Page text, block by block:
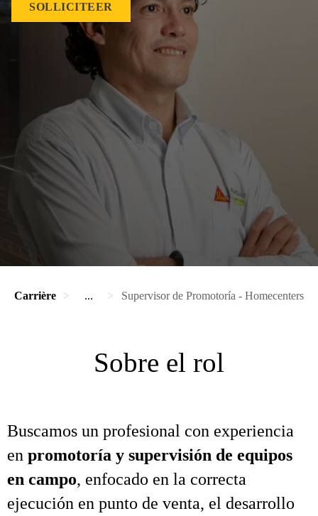
SOLLICITEER
Carrière ... Supervisor de Promotoría - Homecenters
Sobre el rol
Buscamos un profesional con experiencia
en promotoría y supervisión de equipos
en campo, enfocado en la correcta
ejecución en punto de venta, el desarrollo